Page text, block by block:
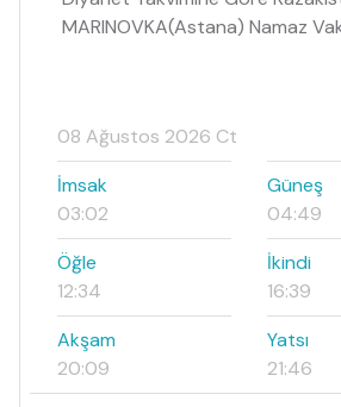
MARINOVKA(Astana) Namaz
08 Ağustos 2026 Ct
İmsak
03:02
Güneş
04:49
Öğle
12:34
İkindi
16:39
Akşam
20:09
Yatsı
21:46